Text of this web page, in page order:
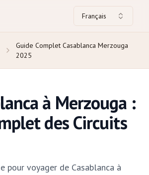
Français
Guide Complet Casablanca Merzouga
2025
à Merzouga :
des Circuits
pour voyager de Casablanca à